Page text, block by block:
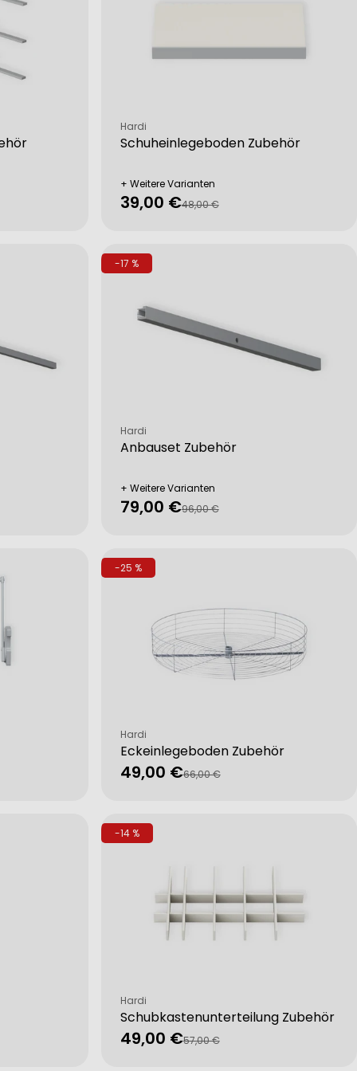
Schuheinlegeboden Zubehör
Verkäufer:
Hardi
+ Weitere Varianten
Verkaufspreis
39,00 €
Regulärer48,00 €
-17 %
Anbauset Zubehör
Verkäufer:
Hardi
+ Weitere Varianten
Verkaufspreis
79,00 €
Regulärer96,00 €
-25 %
Eckeinlegeboden Zubehör
Verkäufer:
Hardi
Verkaufspreis
49,00 €
Regulärer66,00 €
-14 %
Schubkastenunterteilung Zubehör
Verkäufer:
Hardi
Verkaufspreis
49,00 €
Regulärer57,00 €